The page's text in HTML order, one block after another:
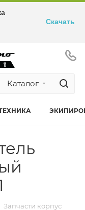
Каталог
Запчасти корпус
Скачать